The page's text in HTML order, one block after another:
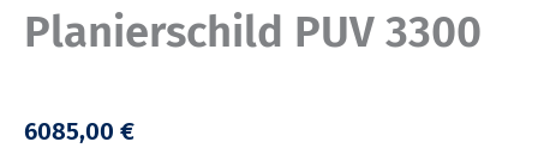
Planierschild PUV 3300
6085,00 €